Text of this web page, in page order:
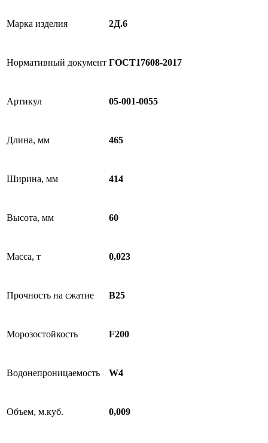
Марка изделия 2Д.6
Нормативный документ ГОСТ17608-2017
Артикул 05-001-0055
Длина, мм 465
Ширина, мм 414
Высота, мм 60
Масса, т 0,023
Прочность на сжатие B25
Морозостойкость F200
Водонепроницаемость W4
Объем, м.куб. 0,009